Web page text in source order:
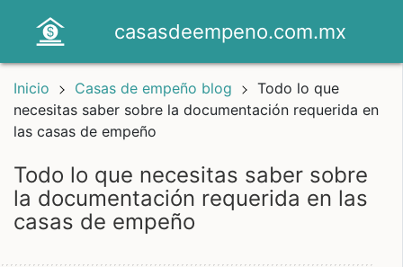
casasdeempeno.com.mx
Inicio Casas de empeño blog
Todo lo que
necesitas saber sobre la documentación requerida en
las casas de empeño
todo lo que necesitas saber sobre
la documentación requerida en las
casas de empeño